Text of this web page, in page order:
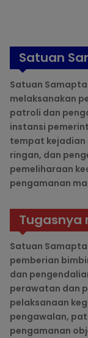
Satuan
Satuan
melaksanakan
patroli dan
instansi
tempat kejadian
ringan, dan
pemeliharaan
pengamanan
Tugasnya
Satuan
pemberian
dan
perawatan dan
pelaksanaan
pengawalan,
pengamanan